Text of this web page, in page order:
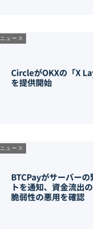
ニュース
ニュース